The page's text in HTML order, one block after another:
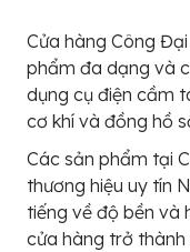
Cửa hàng Công
phẩm đa dạng và
dụng cụ điện cầm
cơ khí và đồng hồ
Các sản phẩm tại
thương hiệu uy tín
tiếng về độ bền và
cửa hàng trở